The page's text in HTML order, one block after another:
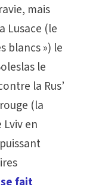
mais
Lusace (le
blancs ») le
le
la Rus’
(la
en